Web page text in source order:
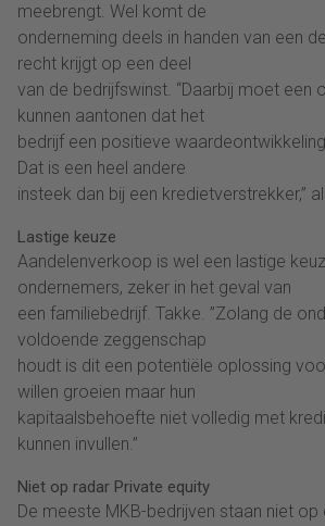
meebrengt. Wel komt de
onderneming deels in handen van een
recht krijgt op een deel
van de bedrijfswinst. “Daarbij moet een
kunnen aantonen dat het
bedrijf een positieve
Dat is een heel andere
insteek dan bij een kredietverstrekker,”
Lastige keuze
Aandelenverkoop is wel een lastige
ondernemers, zeker in het geval van
een familiebedrijf. Takke. ”Zolang de
voldoende zeggenschap
houdt is dit een potentiële oplossing
willen groeien maar hun
kapitaalsbehoefte niet volledig met
kunnen invullen.”
Niet op radar Private equity
De meeste MKB-bedrijven staan niet op